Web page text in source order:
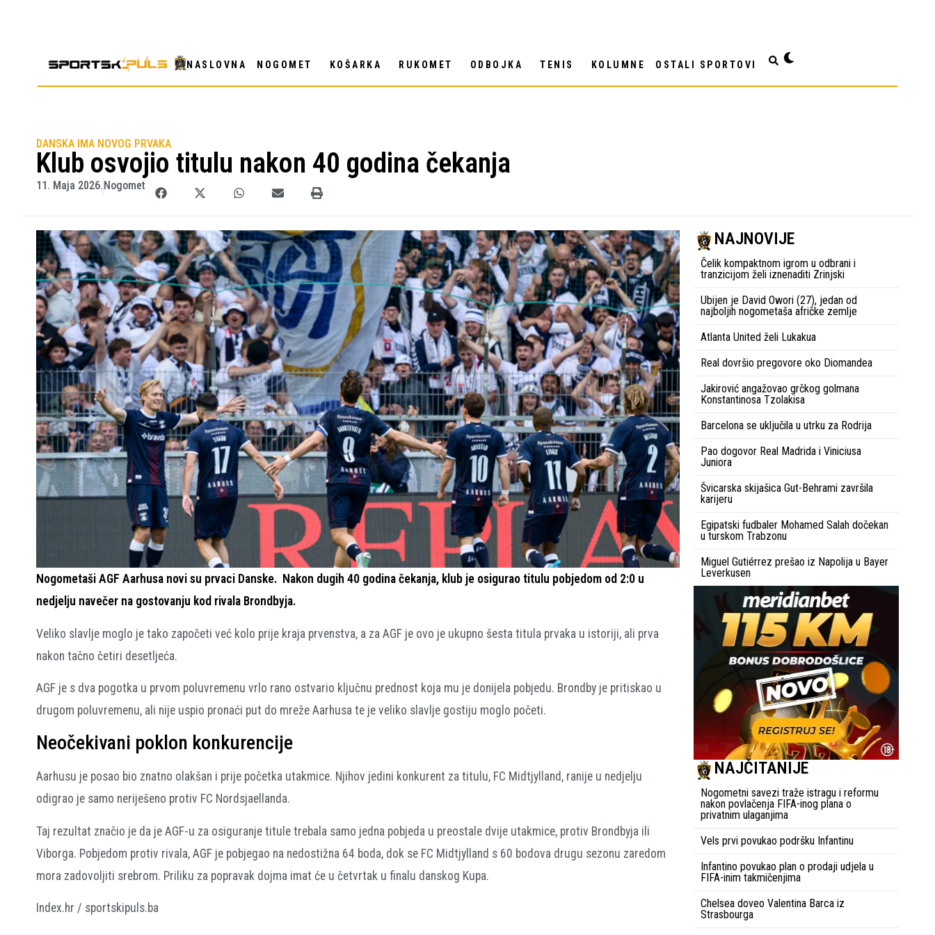
NASLOVNA NOGOMET KOŠARKA RUKOMET ODBOJKA TENIS KOLUMNE OSTALI SPORTOVI
DANSKA IMA NOVOG PRVAKA
Klub osvojio titulu nakon 40 godina čekanja
11. Maja 2026.Nogomet
Nogometaši AGF Aarhusa novi su prvaci Danske. Nakon dugih 40 godina čekanja, klub je osigurao titulu pobjedom od 2:0 u
nedjelju navečer na gostovanju kod rivala Brondbyja.
Veliko slavlje moglo je tako započeti već kolo prije kraja prvenstva, a za AGF je ovo je ukupno šesta titula prvaka u istoriji, ali prva
nakon tačno četiri desetljeća.
AGF je s dva pogotka u prvom poluvremenu vrlo rano ostvario ključnu prednost koja mu je donijela pobjedu. Brondby je pritiskao u
drugom poluvremenu, ali nije uspio pronaći put do mreže Aarhusa te je veliko slavlje gostiju moglo početi.
Neočekivani poklon konkurencije
Aarhusu je posao bio znatno olakšan i prije početka utakmice. Njihov jedini konkurent za titulu, FC Midtjylland, ranije u nedjelju
odigrao je samo neriješeno protiv FC Nordsjaellanda.
Taj rezultat značio je da je AGF-u za osiguranje titule trebala samo jedna pobjeda u preostale dvije utakmice, protiv Brondbyja ili
Viborga. Pobjedom protiv rivala, AGF je pobjegao na nedostižna 64 boda, dok se FC Midtjylland s 60 bodova drugu sezonu zaredom
mora zadovoljiti srebrom. Priliku za popravak dojma imat će u četvrtak u finalu danskog Kupa.
Index.hr / sportskipuls.ba
NAJNOVIJE
Čelik kompaktnom igrom u odbrani i
tranzicijom želi iznenaditi Zrinjski
Ubijen je David Owori (27), jedan od
najboljih nogometaša afričke zemlje
Atlanta United želi Lukakua
Real dovršio pregovore oko Diomandea
Jakirović angažovao grčkog golmana
Konstantinosa Tzolakisa
Barcelona se uključila u utrku za Rodrija
Pao dogovor Real Madrida i Viniciusa
Juniora
Švicarska skijašica Gut-Behrami završila
karijeru
Egipatski fudbaler Mohamed Salah dočekan
u turskom Trabzonu
Miguel Gutiérrez prešao iz Napolija u Bayer
Leverkusen
NAJČITANIJE
Nogometni savezi traže istragu i reformu
nakon povlačenja FIFA-inog plana o
privatnim ulaganjima
Vels prvi povukao podršku Infantinu
Infantino povukao plan o prodaji udjela u
FIFA-inim takmičenjima
Chelsea doveo Valentina Barca iz
Strasbourga